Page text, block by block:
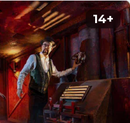
14+